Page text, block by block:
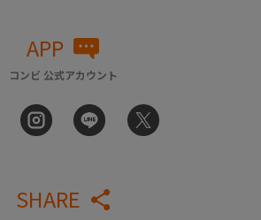
APP
コンビ 公式アカウント
SHARE